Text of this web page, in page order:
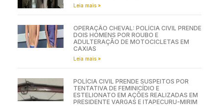
Leia mais »
OPERAÇÃO CHEVAL: POLÍCIA CIVIL PRENDE
DOIS HOMENS POR ROUBO E
ADULTERAÇÃO DE MOTOCICLETAS EM
CAXIAS
Leia mais »
POLÍCIA CIVIL PRENDE SUSPEITOS POR
TENTATIVA DE FEMINICÍDIO E
ESTELIONATO EM AÇÕES REALIZADAS EM
PRESIDENTE VARGAS E ITAPECURU-MIRIM